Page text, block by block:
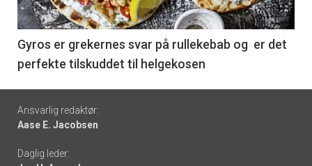
-
6
Gyros er grekernes svar på rullekebab og er det
perfekte tilskuddet til helgekosen
Footer
-
Ansvarlig redaktør:
Aase E. Jacobsen
Daglig leder: